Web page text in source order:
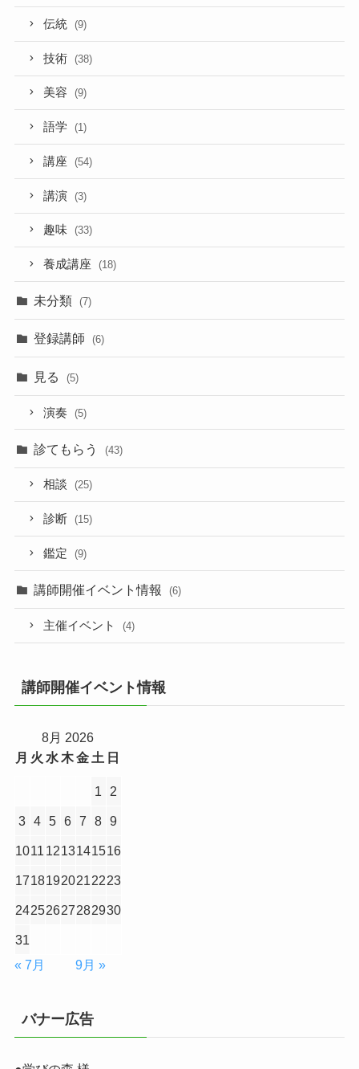
伝統 (9)
技術 (38)
美容 (9)
語学 (1)
講座 (54)
講演 (3)
趣味 (33)
養成講座 (18)
未分類 (7)
登録講師 (6)
見る (5)
演奏 (5)
診てもらう (43)
相談 (25)
診断 (15)
鑑定 (9)
講師開催イベント情報 (6)
主催イベント (4)
講師開催イベント情報
8月 2026
月 火 水木金 土 日
1 2
3 4 5 6 7 8 9
1011 1213141516
17181920212223
24252627282930
31
« 7月
9月 »
バナー広告